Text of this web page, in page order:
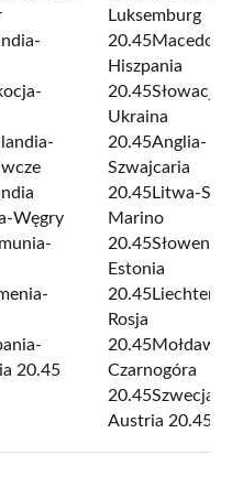
Węgry
20.45
Luksemburg
Hiszpania
20.45Słowacja-
Ukraina
20.45Anglia-
Szwajcaria
20.45Litwa-San
Marino
20.45Słowenia-
Estonia
Rosja
Czarnogóra
20.45Szwecja-
Austria 20.45